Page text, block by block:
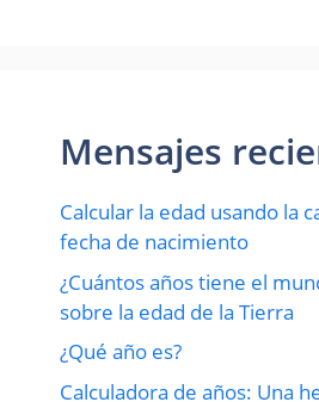
Mensajes
Calcular la edad usando la
fecha de nacimiento
¿Cuántos años tiene el
sobre la edad de la Tierra
¿Qué año es?
Calculadora de años: Una